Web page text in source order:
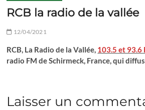
RCB la radio de la vallée
12/04/2021
RCB, La Radio de la Vallée, 103.5 et 93.6
radio FM de Schirmeck, France, qui
Laisser un